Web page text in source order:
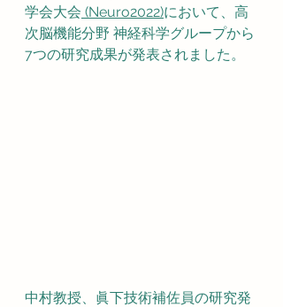
学会大会 (Neuro2022)において、高
次脳機能分野 神経科学グループから
7つの研究成果が発表されました。
中村教授、眞下技術補佐員の研究発